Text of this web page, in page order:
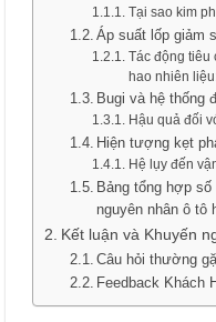
Tại sao kim
Áp suất lốp giảm
Tác động tiêu
hao nhiên
Bugi và hệ thống
Hậu quả đối
Hiện tượng kẹt
Hệ lụy đến
Bảng tổng hợp
nguyên nhân ô tô
Kết luận và Khuyến
Câu hỏi thường
Feedback Khách